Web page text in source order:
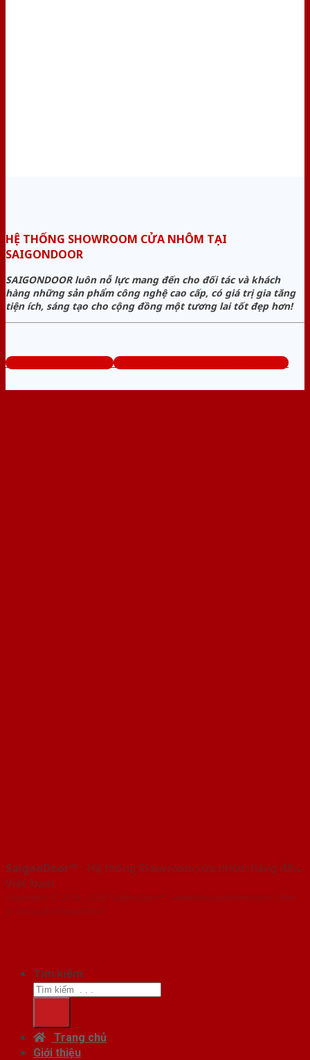
HỆ THỐNG SHOWROOM CỬA NHÔM TẠI
SAIGONDOOR
SAIGONDOOR luôn nỗ lực mang đến cho đối tác và khách
hàng những sản phẩm công nghệ cao cấp, có giá trị gia tăng
tiện ích, sáng tạo cho cộng đồng một tương lai tốt đẹp hơn!
www.bancuanhom.com Tổng đài tư vấn miễn phí: 0824.400.400
SaigonDoor™ - Hệ thống Showroom cửa nhôm hàng đầu
Việt Nam
Copyright ⓒ 2016 – 2026 SaigonDoor™ - www.bancuanhom.com | Đơn
vị chủ quản SaigonDoor
Tìm kiếm:
Trang chủ
Giới thiệu